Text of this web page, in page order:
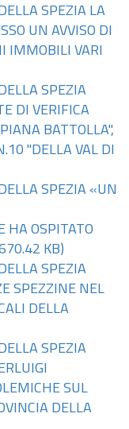
SPEZIA LA
UN AVVISO DI
IMMOBILI VARI
SPEZIA
DI VERIFICA
BATTOLLA",
"DELLA VAL DI
SPEZIA «UN
HA OSPITATO
KB)
SPEZIA
SPEZZINE NEL
DELLA
SPEZIA
SUL
DELLA